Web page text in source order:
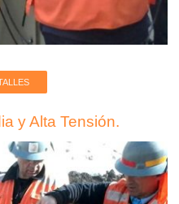
y Alta Tensión.